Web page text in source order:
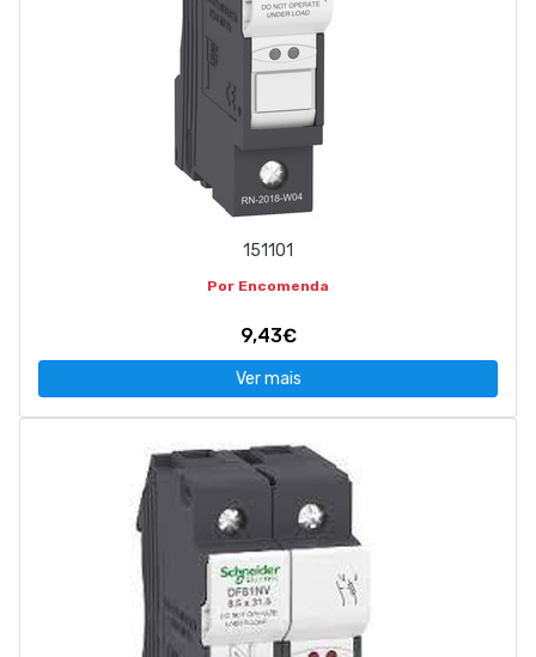
151101
Por Encomenda
9,43€
Ver mais